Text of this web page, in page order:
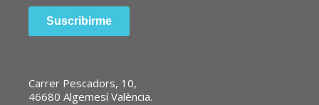
Carrer Pescadors, 10,
46680 Algemesí València.